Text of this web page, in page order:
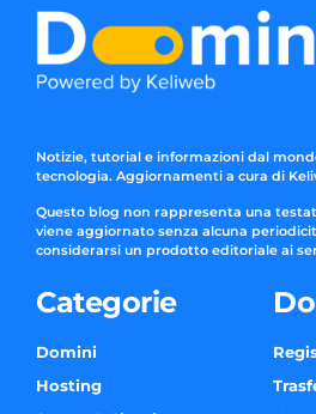
Notizie, tutorial e informazioni dal
tecnologia. Aggiornamenti a cura di
Questo blog non rappresenta una
viene aggiornato senza alcuna
considerarsi un prodotto editoriale ai
Categorie
Domini
Hosting